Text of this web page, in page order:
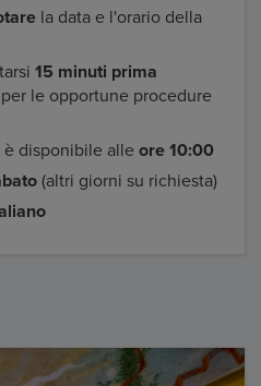
la data e l'orario della
15 minuti prima
le opportune procedure
è disponibile alle ore 10:00
(altri giorni su richiesta)